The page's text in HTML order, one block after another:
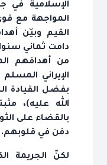
الإسلامية في
المواجهة مع
القيم وبيّن
دامت ثماني
من أهدافهم
الإيراني
بفضل القيادة
الله عليه)،
بالقضاء على
دفن في قلوبهم.
لكنّ الجريمة